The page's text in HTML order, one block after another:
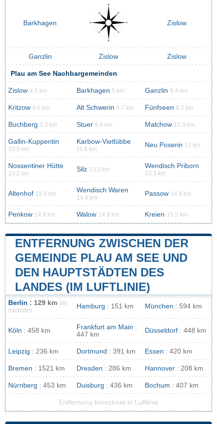
Barkhagen Zislow
Ganzlin Zislow Zislow
Plau am See Nachbargemeinden
Zislow 4.5 km Barkhagen 5 km Ganzlin 8.4 km
Kritzow 8.6 km Alt Schwerin 8.7 km Fünfseen 9.2 km
Buchberg 9.3 km Stuer 9.6 km Malchow 10.3 km
Gallin-Kuppentin
10.9 km
Karbow-Vietlübbe
11.6 km
Neu Poserin 12 km
Nossentiner Hütte
13.2 km
Silz 13.3 km Wendisch Priborn
13.3 km
Altenhof 13.4 km Wendisch Waren
14.8 km
Passow 14.8 km
Penkow 14.9 km Walow 14.9 km Kreien 15.5 km
ENTFERNUNG ZWISCHEN DER
GEMEINDE PLAU AM SEE UND
DEN HAUPTSTÄDTEN DES
LANDES (IM LUFTLINIE)
Berlin : 129 km am
nächsten
Hamburg : 151 km München : 594 km
Köln : 458 km Frankfurt am Main :
447 km
Düsseldorf : 448 km
Leipzig : 236 km Dortmund : 391 km Essen : 420 km
Bremen : 1521 km Dresden : 286 km Hannover : 208 km
Nürnberg : 453 km Duisburg : 436 km Bochum : 407 km
Entfernung berechnet in Luftlinie